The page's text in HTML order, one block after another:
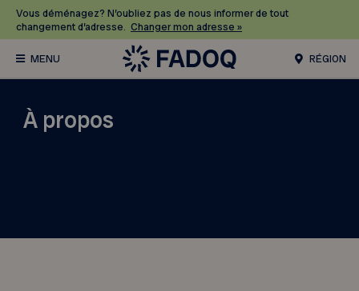
Vous déménagez? N’oubliez pas de nous informer de tout
changement d’adresse. Changer mon adresse »
RÉGION
À propos